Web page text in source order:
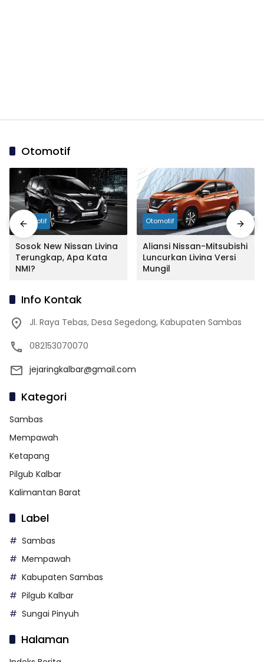
Otomotif
Otomotif
Sosok New Nissan Livina
Terungkap, Apa Kata
NMI?
Otomotif
Aliansi Nissan-Mitsubishi
Luncurkan Livina Versi
Mungil
Info Kontak
Jl. Raya Tebas, Desa Segedong, Kabupaten Sambas
082153070070
jejaringkalbar@gmail.com
Kategori
Sambas
Mempawah
Ketapang
Pilgub Kalbar
Kalimantan Barat
Label
Sambas
Mempawah
Kabupaten Sambas
Pilgub Kalbar
Sungai Pinyuh
Halaman